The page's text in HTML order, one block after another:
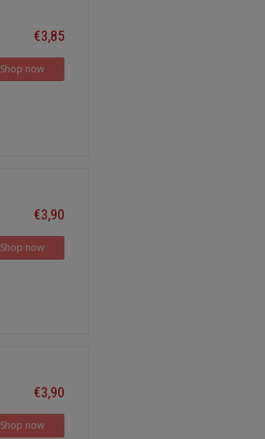
€3,85
Shop now
€3,90
Shop now
€3,90
Shop now